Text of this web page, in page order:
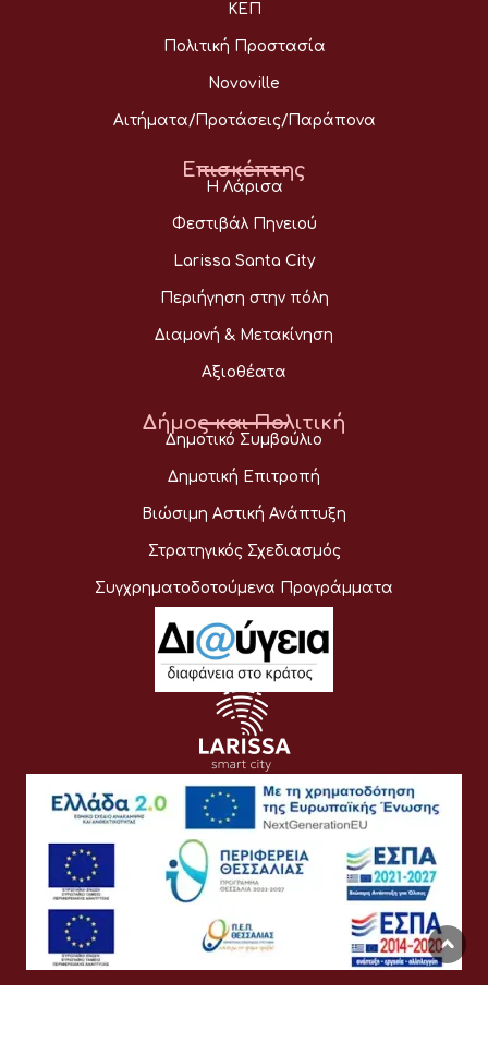
ΚΕΠ
Πολιτική Προστασία
Novoville
Αιτήματα/Προτάσεις/Παράπονα
Επισκέπτης
Η Λάρισα
Φεστιβάλ Πηνειού
Larissa Santa City
Περιήγηση στην πόλη
Διαμονή & Μετακίνηση
Αξιοθέατα
Δήμος και Πολιτική
Δημοτικό Συμβούλιο
Δημοτική Επιτροπή
Βιώσιμη Αστική Ανάπτυξη
Στρατηγικός Σχεδιασμός
Συγχρηματοδοτούμενα Προγράμματα